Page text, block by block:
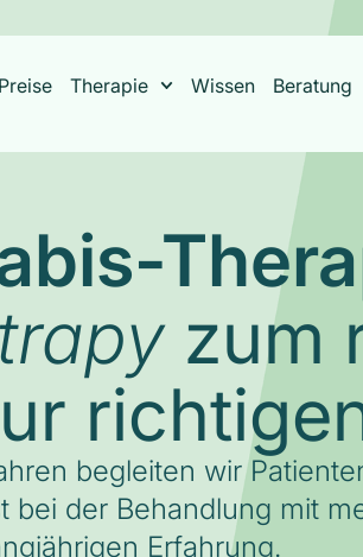
Preise Therapie Wissen Beratung
zum
begleiten wir
bei der Behandlung mit
Erfahrung.